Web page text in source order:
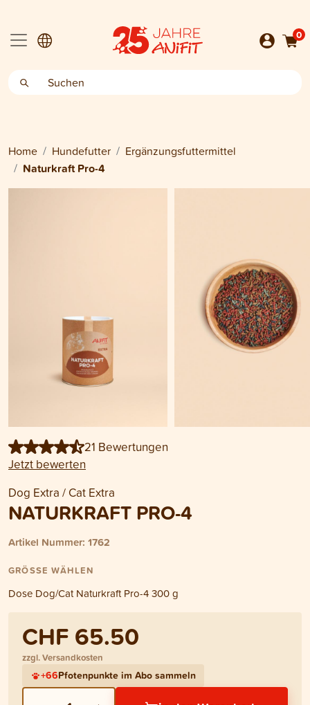
0
Home Hundefutter Ergänzungsfuttermittel
Naturkraft Pro-4
21 Bewertungen
Jetzt bewerten
Dog Extra / Cat Extra
NATURKRAFT PRO-4
Artikel Nummer: 1762
GRÖSSE WÄHLEN
Dose Dog/Cat Naturkraft Pro-4 300 g
CHF 65.50
zzgl. Versandkosten
+66Pfotenpunkte im Abo sammeln